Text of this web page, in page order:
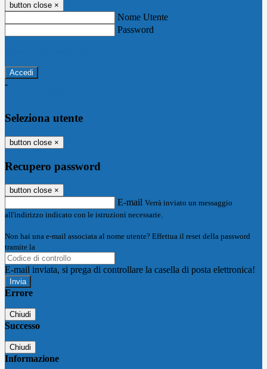
button close ×
Nome Utente
Password
-
Seleziona utente
button close ×
Recupero password
button close ×
E-mail Verrà inviato un messaggio
all'indirizzo indicato con le istruzioni necessarie.
Non hai una e-mail associata al nome utente? Effettua il reset della password
tramite la
E-mail inviata, si prega di controllare la casella di posta elettronica!
Errore
Chiudi
Successo
Chiudi
Informazione